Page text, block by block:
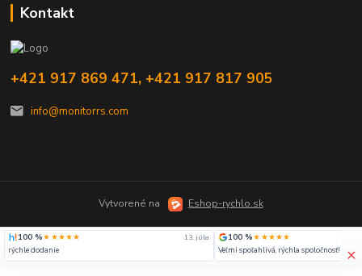
Kontakt
+421 917 869 471, +421 917 817 905
info@monitorrs.com
Vytvorené na Eshop-rychlo.sk
×
100 %★★★★★
13. júla
rýchle dodanie
100 %★★★★★
Veľmi spoľahlivá, rýchla spoločnosť!!